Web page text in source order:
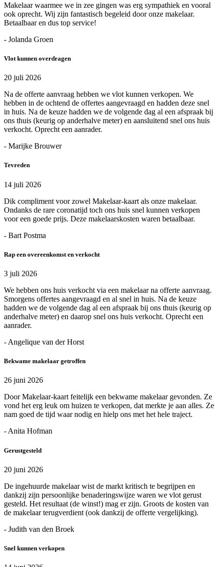
Makelaar waarmee we in zee gingen was erg sympathiek en vooral
ook oprecht. Wij zijn fantastisch begeleid door onze makelaar.
Betaalbaar en dus top service!
- Jolanda Groen
Vlot kunnen overdragen
20 juli 2026
Na de offerte aanvraag hebben we vlot kunnen verkopen. We
hebben in de ochtend de offertes aangevraagd en hadden deze snel
in huis. Na de keuze hadden we de volgende dag al een afspraak bij
ons thuis (keurig op anderhalve meter) en aansluitend snel ons huis
verkocht. Oprecht een aanrader.
- Marijke Brouwer
Tevreden
14 juli 2026
Dik compliment voor zowel Makelaar-kaart als onze makelaar.
Ondanks de rare coronatijd toch ons huis snel kunnen verkopen
voor een goede prijs. Deze makelaarskosten waren betaalbaar.
- Bart Postma
Rap een overeenkomst en verkocht
3 juli 2026
We hebben ons huis verkocht via een makelaar na offerte aanvraag.
Smorgens offertes aangevraagd en al snel in huis. Na de keuze
hadden we de volgende dag al een afspraak bij ons thuis (keurig op
anderhalve meter) en daarop snel ons huis verkocht. Oprecht een
aanrader.
- Angelique van der Horst
Bekwame makelaar getroffen
26 juni 2026
Door Makelaar-kaart feitelijk een bekwame makelaar gevonden. Ze
vond het erg leuk om huizen te verkopen, dat merkte je aan alles. Ze
nam goed de tijd waar nodig en hielp ons met het hele traject.
- Anita Hofman
Gerustgesteld
20 juni 2026
De ingehuurde makelaar wist de markt kritisch te begrijpen en
dankzij zijn persoonlijke benaderingswijze waren we vlot gerust
gesteld. Het resultaat (de winst!) mag er zijn. Groots de kosten van
de makelaar terugverdient (ook dankzij de offerte vergelijking).
- Judith van den Broek
Snel kunnen verkopen